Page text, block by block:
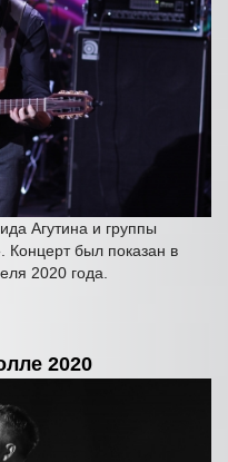
Агутина и группы
Концерт был показан в
2020 года.
2020